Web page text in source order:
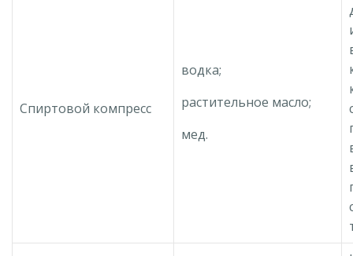
Спиртовой компресс
водка;
растительное масло;
мед.